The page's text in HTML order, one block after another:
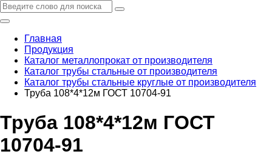
Главная
Продукция
Каталог металлопрокат от производителя
Каталог трубы стальные от производителя
Каталог трубы стальные круглые от производителя
Труба 108*4*12м ГОСТ 10704-91
Труба 108*4*12м ГОСТ
10704-91